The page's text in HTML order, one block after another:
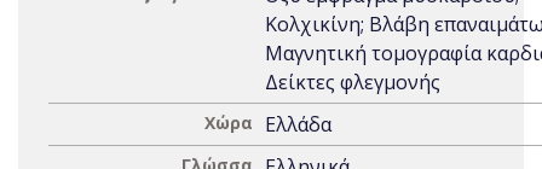
Κολχικίνη; Βλάβη
Μαγνητική τομογραφία
Δείκτες φλεγμονής
Χώρα Ελλάδα